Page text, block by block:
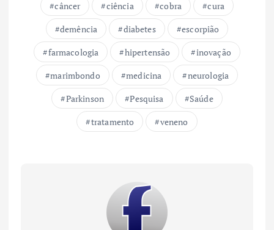
câncer ciência cobra
cura
demência
diabetes
escorpião
farmacologia
hipertensão
inovação
marimbondo
medicina
neurologia
Parkinson
Pesquisa
Saúde
tratamento
veneno